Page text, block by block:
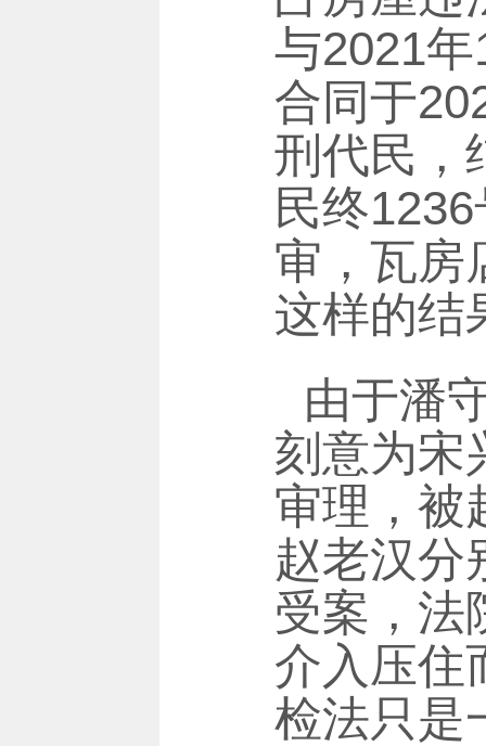
与2021
合同于
刑代民，
民终
审，瓦房
这样的结
由于潘
刻意为宋
审理，被
赵老汉分
受案，法
介入压住
检法只是